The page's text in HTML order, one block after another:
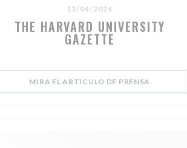
13/04/2026
THE HARVARD UNIVERSITY
GAZETTE
MIRA EL ARTICULO DE PRENSA ((ABRE